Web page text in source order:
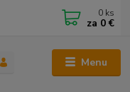
Menu
0 ks
za 0 €